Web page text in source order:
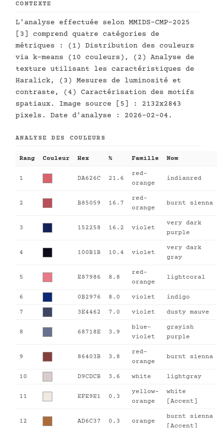
CONTEXTE
L'analyse effectuée selon MMIDS-CMP-2025
[3] comprend quatre catégories de
métriques : (1) Distribution des couleurs
via k-means (10 couleurs), (2) Analyse de
texture utilisant les caractéristiques de
Haralick, (3) Mesures de luminosité et
contraste, (4) Caractérisation des motifs
spatiaux. Image source [5] : 2132x2843
pixels. Date d'analyse : 2026-02-04.
ANALYSE DES COULEURS
Rang Couleur Hex % Famille Nom
1 DA626C 21.6
red-
orange
indianred
2 B85059 16.7
red-
orange
burnt sienna
3 152258 16.2 violet
very dark
purple
4 100B1B 10.4 violet
very dark
gray
5 E87986 8.8
red-
orange
lightcoral
6 0B2976 8.0 violet indigo
7 3E4462 7.0 violet dusty mauve
8 68718E 3.9
blue-
violet
grayish
purple
9 86403B 3.8
red-
orange
burnt sienna
10 D9CDCB 3.6 white lightgray
11 EFE9E1 0.3
yellow-
orange
white
[Accent]
12 AD6C37 0.3 orange
burnt sienna
[Accent]